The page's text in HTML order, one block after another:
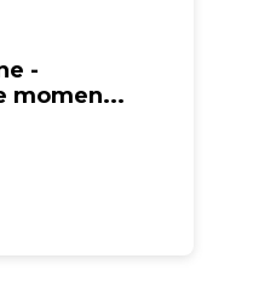
-
momen...